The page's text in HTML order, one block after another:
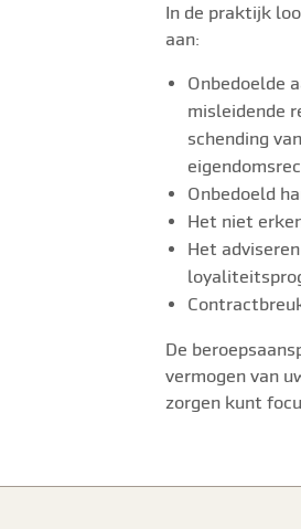
In de praktijk
aan:
Onbedoelde
misleidende
schending
Onbedoeld
Het niet
Het
De
vermogen van
zorgen kunt